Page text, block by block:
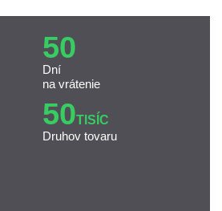
50
Dní
na vrátenie
50TISÍC
Druhov tovaru